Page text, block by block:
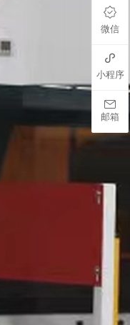

微信

小程序

邮箱